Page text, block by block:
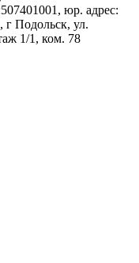
юр. адрес:
г Подольск, ул.
1/1, ком. 78